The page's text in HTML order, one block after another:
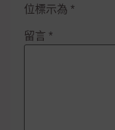
位標示為 *
留言 *